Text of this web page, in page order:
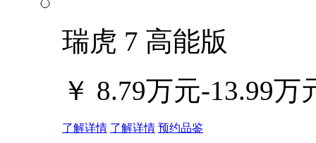
瑞虎 7 高能版
￥ 8.79万元-13.99万
了解详情 了解详情 预约品鉴